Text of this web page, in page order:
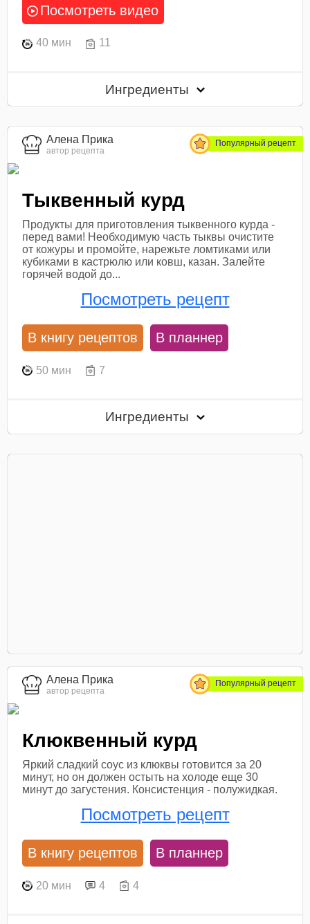
Посмотреть видео
40 мин 11
Ингредиенты
Алена Прика
автор рецепта
Популярный рецепт
Тыквенный курд
Продукты для приготовления тыквенного курда -
перед вами! Необходимую часть тыквы очистите
от кожуры и промойте, нарежьте ломтиками или
кубиками в кастрюлю или ковш, казан. Залейте
горячей водой до...
Посмотреть рецепт
В книгу рецептов В планнер
50 мин 7
Ингредиенты
Алена Прика
автор рецепта
Популярный рецепт
Клюквенный курд
Яркий сладкий соус из клюквы готовится за 20
минут, но он должен остыть на холоде еще 30
минут до загустения. Консистенция - полужидкая.
Посмотреть рецепт
В книгу рецептов В планнер
20 мин 4 4